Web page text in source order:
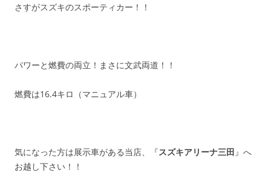
さすがスズキのスポーティカー！！
パワーと燃費の両立！まさに文武両道！！
燃費は16.4キロ（マニュアル車）
気になった方は展示車がある当店、『スズキアリーナ三田』へ
お越し下さい！！